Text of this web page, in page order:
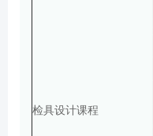
检具设计课程